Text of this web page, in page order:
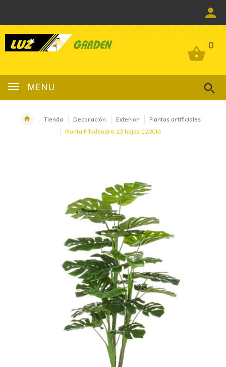
0
MENU
0
Tienda Decoración Exterior
Plantas artificiales
Planta Filodendro 23 hojas 120CM